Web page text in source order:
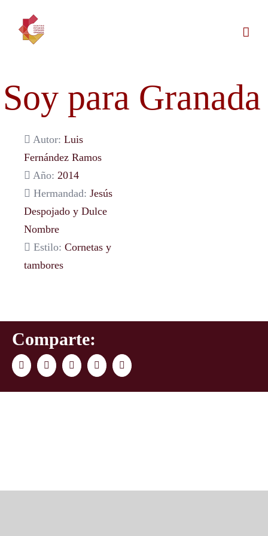
contenido
Soy para Granada
Autor: Luis
Fernández Ramos
Año: 2014
Hermandad: Jesús
Despojado y Dulce
Nombre
Estilo: Cornetas y
tambores
Comparte:
FacebookTwitter LinkedInWhatsAppCorreo
electrónico